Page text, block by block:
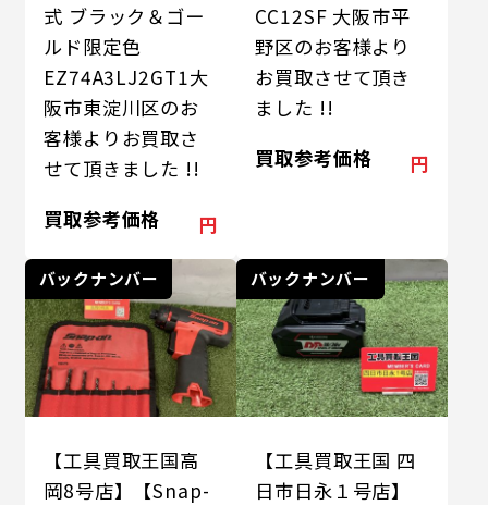
式 ブラック＆ゴー
ルド限定色
EZ74A3LJ2GT1大
阪市東淀川区のお
客様よりお買取さ
せて頂きました !!
買取参考価格
円
CC12SF 大阪市平
野区のお客様より
お買取させて頂き
ました !!
買取参考価格
円
バックナンバー
【工具買取王国高
岡8号店】【Snap-
バックナンバー
【工具買取王国 四
日市日永１号店】